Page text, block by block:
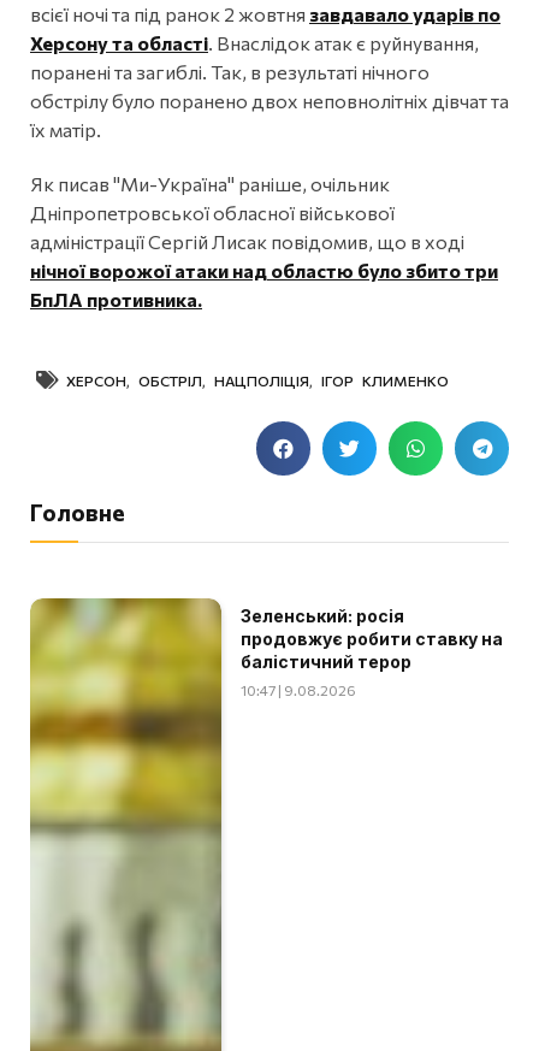
всієї ночі та під ранок 2 жовтня завдавало ударів по
Херсону та області . Внаслідок атак є руйнування,
поранені та загиблі. Так, в результаті нічного
обстрілу було поранено двох неповнолітніх дівчат та
їх матір.
Як писав "Ми-Україна" раніше, очільник
Дніпропетровської обласної військової
адміністрації Сергій Лисак повідомив, що в ході
нічної ворожої атаки над областю було збито три
БпЛА противника.
ХЕРСОН ОБСТРІЛ НАЦПОЛІЦІЯ ІГОР КЛИМЕНКО
Головне
Зеленський: росія
продовжує робити ставку на
балістичний терор
10:47 | 9.08.2026